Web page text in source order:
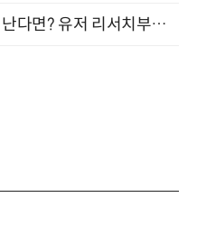
그럴듯하지만 AI가 만든 티가 난다면? 유저 리서치부터 배포까지! (9/15)